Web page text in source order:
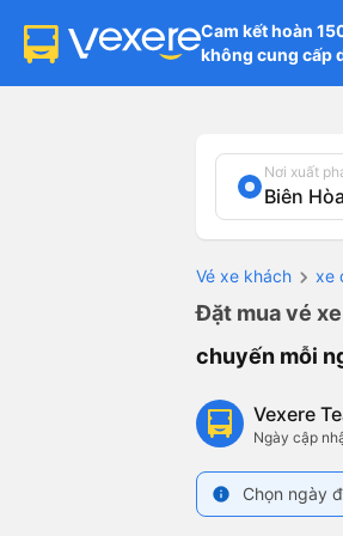
Cam kết hoàn
không cung cấp
Nơi xuất
Vé xe khách xe
Đặt mua vé
chuyến mỗi
Vexere
Ngày cập
info Chọn ngày